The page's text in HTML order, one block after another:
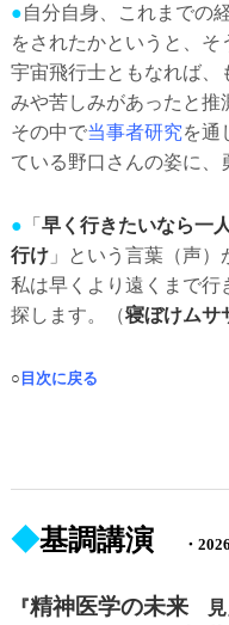
●自分自身、これまでの
をされたかというと、そ
宇宙飛行士ともなれば、
みや苦しみがあったと推
その中で当事者研究を通
ている野口さんの姿に、
● 「 早く行きたいなら一
行け」という言葉（声）
私は早くより遠くまで行
探します。（寝ぼけムサ
○ 目次に戻る
◆基調講演 ・
『精神医学の未来見